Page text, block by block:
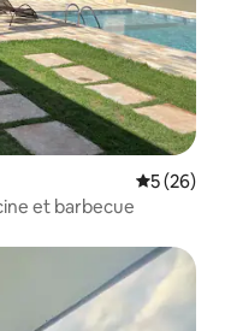
5 (26)
et barbecue